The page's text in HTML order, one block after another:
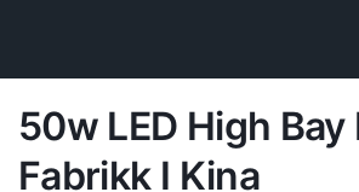
50w LED High
Fabrikk I Kina